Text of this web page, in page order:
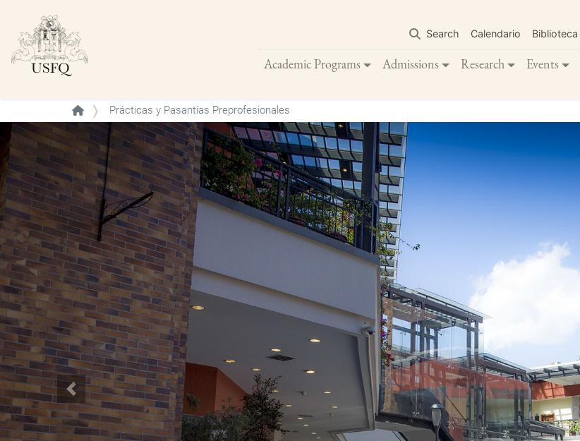
main
content
Search Calendario Biblioteca
Academic Programs Admissions Research Events
Prácticas y Pasantías Preprofesionales
Previous